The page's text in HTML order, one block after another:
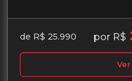
de R$ 25.990 por R$